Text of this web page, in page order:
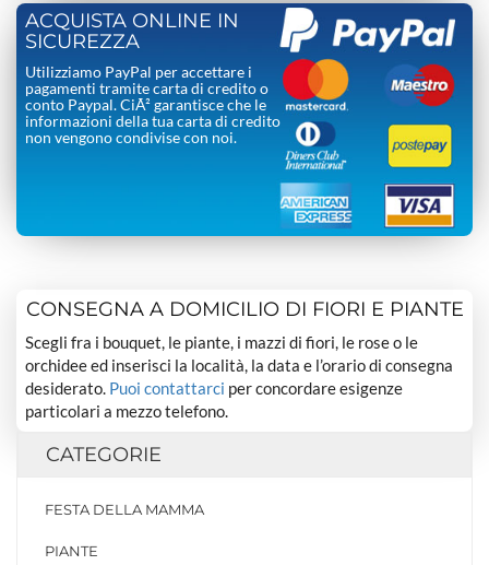
ACQUISTA ONLINE IN
SICUREZZA
Utilizziamo PayPal per accettare i
pagamenti tramite carta di credito o
conto Paypal. CiÃ² garantisce che le
informazioni della tua carta di credito
non vengono condivise con noi.
CONSEGNA A DOMICILIO DI FIORI E PIANTE
Scegli fra i bouquet, le piante, i mazzi di fiori, le rose o le
orchidee ed inserisci la località, la data e l’orario di consegna
desiderato. Puoi contattarci per concordare esigenze
particolari a mezzo telefono.
CATEGORIE
FESTA DELLA MAMMA
PIANTE